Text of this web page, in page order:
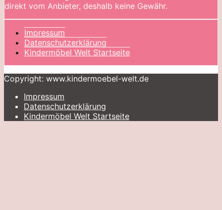
direkt vom Anbieter, deshalb keine Gewähr.
Impressum
Datenschutzerklärung
Kindermöbel Welt Startseite
Copyright: www.kindermoebel-welt.de
Impressum
Datenschutzerklärung
Kindermöbel Welt Startseite